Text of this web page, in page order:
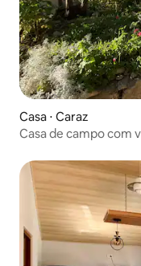
Casa ⋅ Caraz
Casa de campo com